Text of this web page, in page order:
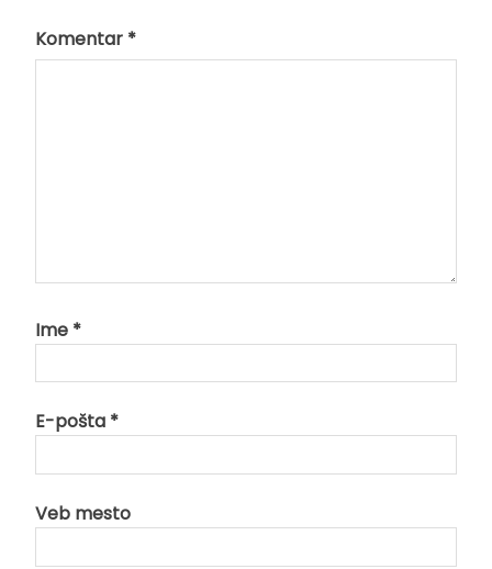
Komentar *
Ime *
E-pošta *
Veb mesto